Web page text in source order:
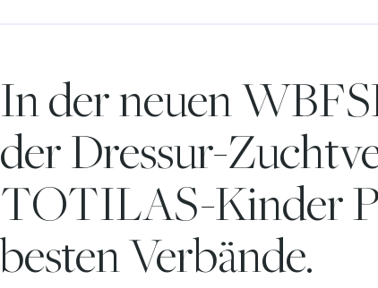
In der neuen
der Dressur-
TOTILAS-Kinder
besten Verbände.